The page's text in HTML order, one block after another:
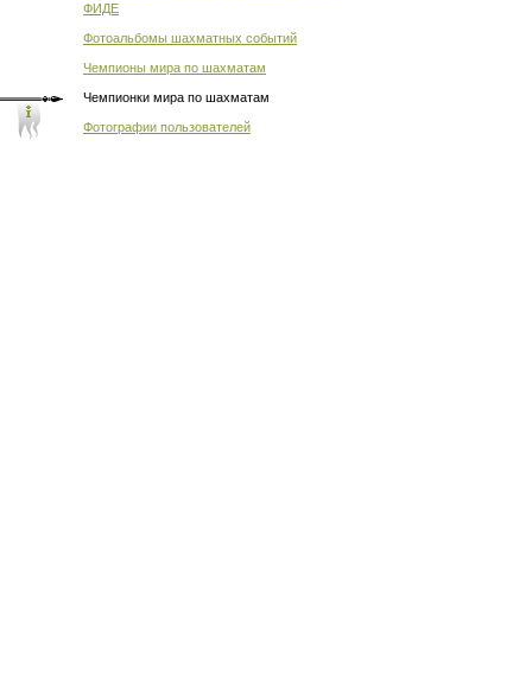
ФИДЕ
Фотоальбомы шахматных событий
Чемпионы мира по шахматам
Чемпионки мира по шахматам
Фотографии пользователей